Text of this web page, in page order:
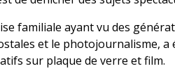
familiale ayant vu des
et le photojournalisme, a
sur plaque de verre et film.